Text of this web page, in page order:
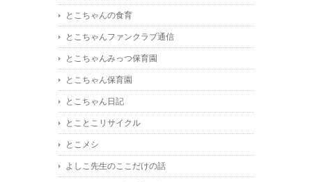
とこちゃんの食育
とこちゃんファンクラブ通信
とこちゃんみっつ保育園
とこちゃん保育園
とこちゃん日記
とことこリサイクル
とこメシ
よしこ先生のここだけの話